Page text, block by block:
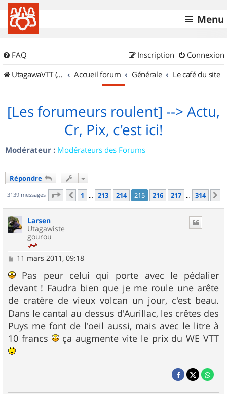
Menu
FAQ Connexion
Inscription
UtagawaVTT (Randos VTT et VTTAE avec traces GPS)
Accueil forum Générale Le café du site
[Les forumeurs roulent] --> Actu,
Cr, Pix, c'est ici!
Modérateur : Modérateurs des Forums
Répondre
3139 messages Page 215 sur314
Précédent
1 … 213 214 215 216 217 … 314
Larsen
Utagawiste
gourou
M
s
a
g
e
11 mars 2011, 09:18
Pas peur celui qui porte avec le pédalier
devant ! Faudra bien que je me roule une arête
de cratère de vieux volcan un jour, c'est beau.
Dans le cantal au dessus d'Aurillac, les crêtes des
Puys me font de l'oeil aussi, mais avec le litre à
10 francs
ça augmente vite le prix du WE VTT